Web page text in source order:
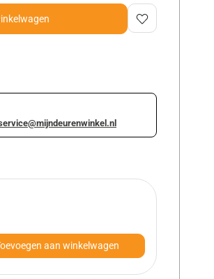
aan winkelwagen